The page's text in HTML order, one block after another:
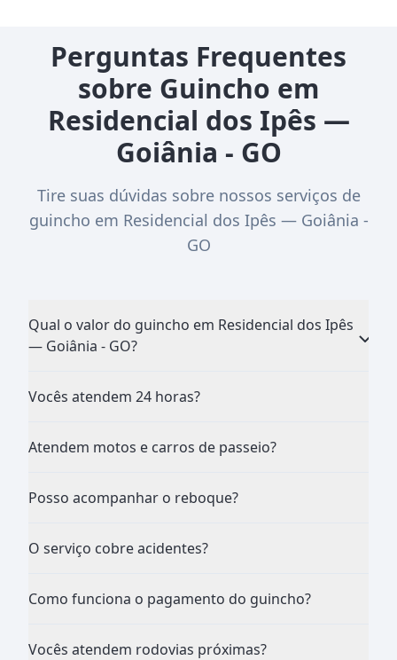
Perguntas Frequentes
sobre Guincho em
Residencial dos Ipês —
Goiânia - GO
Tire suas dúvidas sobre nossos serviços de
guincho em Residencial dos Ipês — Goiânia -
GO
Qual o valor do guincho em Residencial dos Ipês
— Goiânia - GO?
Vocês atendem 24 horas?
Atendem motos e carros de passeio?
Posso acompanhar o reboque?
O serviço cobre acidentes?
Como funciona o pagamento do guincho?
Vocês atendem rodovias próximas?